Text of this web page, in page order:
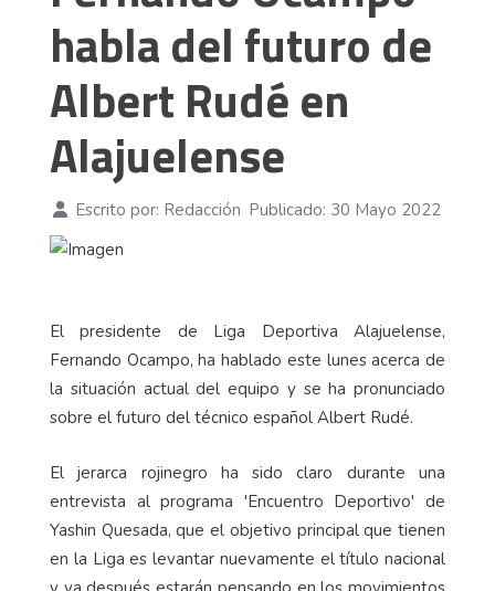
habla del futuro de
Albert Rudé en
Alajuelense
Escrito por: Redacción Publicado: 30 Mayo 2022
El presidente de Liga Deportiva Alajuelense,
Fernando Ocampo, ha hablado este lunes acerca de
la situación actual del equipo y se ha pronunciado
sobre el futuro del técnico español Albert Rudé.
El jerarca rojinegro ha sido claro durante una
entrevista al programa 'Encuentro Deportivo' de
Yashin Quesada, que el objetivo principal que tienen
en la Liga es levantar nuevamente el título nacional